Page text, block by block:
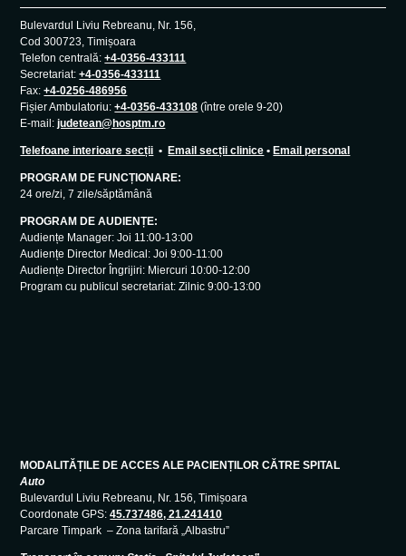
Bulevardul Liviu Rebreanu, Nr. 156,
Cod 300723, Timișoara
Telefon centrală:+4-0356-433111
Secretariat:+4-0356-433111
Fax:+4-0256-486956
Fișier Ambulatoriu:+4-0356-433108 (între orele 9-20)
E-mail:judetean@hosptm.ro
Telefoane interioare secții •Email secții clinice •Email personal
PROGRAM DE FUNCȚIONARE:
24 ore/zi, 7 zile/săptămână
PROGRAM DE AUDIENȚE:
Audiențe Manager: Joi 11:00-13:00
Audiențe Director Medical: Joi 9:00-11:00
Audiențe Director Îngrijiri: Miercuri 10:00-12:00
Program cu publicul secretariat: Zilnic 9:00-13:00
MODALITĂȚILE DE ACCES ALE PACIENȚILOR CĂTRE SPITAL
Auto
Bulevardul Liviu Rebreanu, Nr. 156, Timișoara
Coordonate GPS:45.737486, 21.241410
Parcare Timpark – Zona tarifară „Albastru”